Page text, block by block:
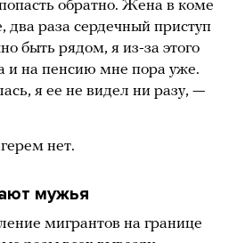
обратно. Жена в коме
два раза сердечный приступ
быть рядом, я из-за этого
и на пенсию мне пора уже.
я ее не видел ни разу, —
нет.
мужья
мигрантов на границе